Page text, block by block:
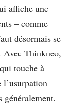
affiche une
– comme
désormais se
Avec Thinkneo,
touche à
généralement.